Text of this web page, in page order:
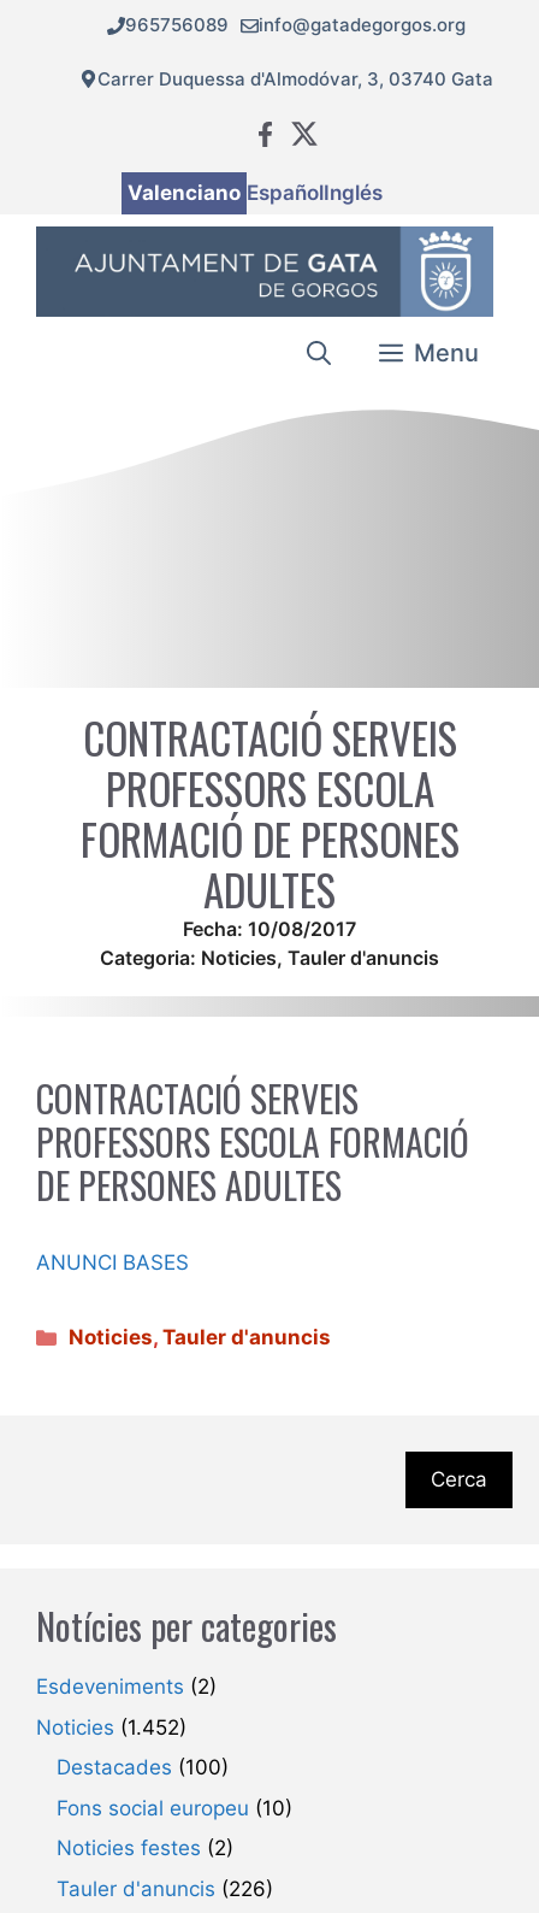
contingut
965756089 info@gatadegorgos.org
Carrer Duquessa d'Almodóvar, 3, 03740 Gata
Valenciano EspañolInglés
Menu
CONTRACTACIÓ SERVEIS
PROFESSORS ESCOLA
FORMACIÓ DE PERSONES
ADULTES
Fecha: 10/08/2017
Categoria: Noticies, Tauler d'anuncis
CONTRACTACIÓ SERVEIS
PROFESSORS ESCOLA FORMACIÓ
DE PERSONES ADULTES
ANUNCI BASES
Categories
Noticies,Tauler d'anuncis
Cerca
Notícies per categories
Esdeveniments (2)
Noticies (1.452)
Destacades (100)
Fons social europeu (10)
Noticies festes (2)
Tauler d'anuncis (226)